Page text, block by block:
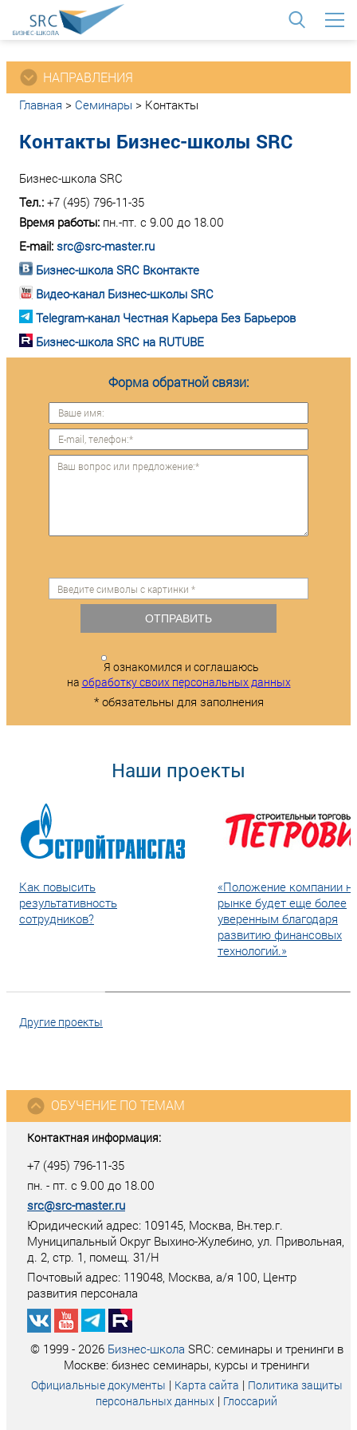
НАПРАВЛЕНИЯ
Главная > Семинары > Контакты
Контакты Бизнес-школы SRC
Бизнес-школа SRC
Тел.: +7 (495) 796-11-35
Время работы: пн.-пт. с 9.00 до 18.00
E-mail: src@src-master.ru
Бизнес-школа SRC Вконтакте
Видео-канал Бизнес-школы SRC
Telegram-канал Честная Карьера Без Барьеров
Бизнес-школа SRC на RUTUBE
Форма обратной связи:
ОТПРАВИТЬ
Я ознакомился и соглашаюсь
на обработку своих персональных данных
* обязательны для заполнения
Наши проекты
Как повысить
результативность
сотрудников?
«Положение компании
рынке будет еще более
уверенным благодаря
развитию финансовых
технологий.»
Другие проекты
Контактная информация:
+7 (495) 796-11-35
пн. - пт. с 9.00 до 18.00
src@src-master.ru
Юридический адрес: 109145, Москва, Вн.тер.г.
Муниципальный Округ Выхино-Жулебино, ул. Привольная,
д. 2, стр. 1, помещ. 31/Н
Почтовый адрес: 119048, Москва, а/я 100, Центр
развития персонала
ОБУЧЕНИЕ ПО ТЕМАМ
© 1999 - 2026 Бизнес-школа SRC: семинары и тренинги в
Москве: бизнес семинары, курсы и тренинги
Официальные документы | Карта сайта | Политика защиты
персональных данных | Глоссарий